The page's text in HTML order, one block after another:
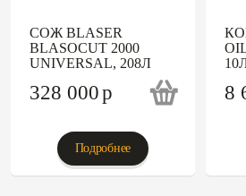
СОЖ BLASER
BLASOCUT 2000
UNIVERSAL, 208Л
328 000p
Подробнее
8